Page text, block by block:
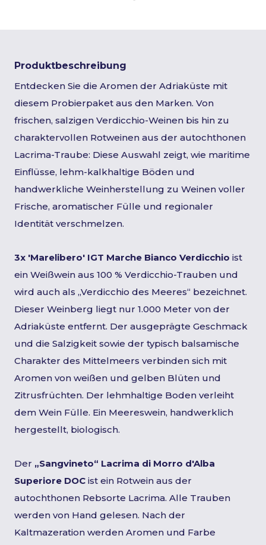
Produktbeschreibung
Entdecken Sie die Aromen der Adriaküste mit
diesem Probierpaket aus den Marken. Von
frischen, salzigen Verdicchio-Weinen bis hin zu
charaktervollen Rotweinen aus der autochthonen
Lacrima-Traube: Diese Auswahl zeigt, wie maritime
Einflüsse, lehm-kalkhaltige Böden und
handwerkliche Weinherstellung zu Weinen voller
Frische, aromatischer Fülle und regionaler
Identität verschmelzen.
3x 'Marelibero' IGT Marche Bianco Verdicchio ist
ein Weißwein aus 100 % Verdicchio-Trauben und
wird auch als „Verdicchio des Meeres“ bezeichnet.
Dieser Weinberg liegt nur 1.000 Meter von der
Adriaküste entfernt. Der ausgeprägte Geschmack
und die Salzigkeit sowie der typisch balsamische
Charakter des Mittelmeers verbinden sich mit
Aromen von weißen und gelben Blüten und
Zitrusfrüchten. Der lehmhaltige Boden verleiht
dem Wein Fülle. Ein Meereswein, handwerklich
hergestellt, biologisch.
Der „Sangvineto“ Lacrima di Morro d'Alba
Superiore DOC ist ein Rotwein aus der
autochthonen Rebsorte Lacrima. Alle Trauben
werden von Hand gelesen. Nach der
Kaltmazeration werden Aromen und Farbe